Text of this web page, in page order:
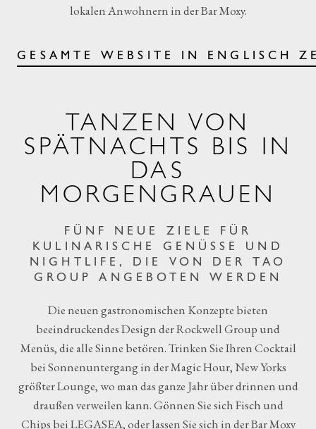
lokalen Anwohnern in der Bar Moxy.
GESAMTE WEBSITE IN ENGLISCH
TANZEN VON
SPÄTNACHTS BIS IN
DAS
MORGENGRAUEN
FÜNF NEUE ZIELE FÜR
KULINARISCHE GENÜSSE UND
NIGHTLIFE, DIE VON DER TAO
GROUP ANGEBOTEN WERDEN
Die neuen gastronomischen Konzepte bieten
beeindruckendes Design der Rockwell Group und
Menüs, die alle Sinne betören. Trinken Sie Ihren Cocktail
bei Sonnenuntergang in der Magic Hour, New Yorks
größter Lounge, wo man das ganze Jahr über drinnen und
draußen verweilen kann. Gönnen Sie sich Fisch und
Chips bei LEGASEA, oder lassen Sie sich in der Bar Moxy